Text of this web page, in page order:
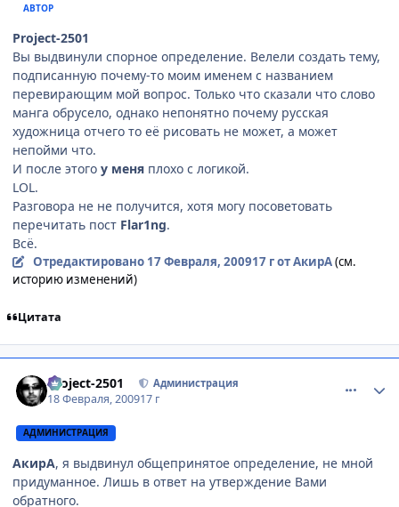
АВТОР
Project-2501
Вы выдвинули спорное определение. Велели создать тему,
подписанную почему-то моим именем с названием
перевирающим мой вопрос. Только что сказали что слово
манга обрусело, однако непонятно почему русская
художница отчего то её рисовать не может, а может
непойми что.
И после этого у меня плохо с логикой.
LOL.
Разговора не не получится, хотя могу посоветовать
перечитать пост Flar1ng.
Всё.
Отредактировано 17 Февраля, 200917 гот АкирА(см.
историю изменений)
Цитата
Project-2501 Администрация
18 Февраля, 200917 г
АДМИНИСТРАЦИЯ
АкирА, я выдвинул общепринятое определение, не мной
придуманное. Лишь в ответ на утверждение Вами
обратного.